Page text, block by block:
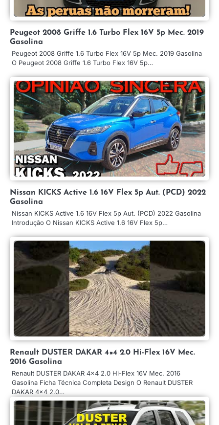
Peugeot 2008 Griffe 1.6 Turbo Flex 16V 5p Mec. 2019
Gasolina
Peugeot 2008 Griffe 1.6 Turbo Flex 16V 5p Mec. 2019 Gasolina
O Peugeot 2008 Griffe 1.6 Turbo Flex 16V 5p…
Nissan KICKS Active 1.6 16V Flex 5p Aut. (PCD) 2022
Gasolina
Nissan KICKS Active 1.6 16V Flex 5p Aut. (PCD) 2022 Gasolina
Introdução O Nissan KICKS Active 1.6 16V Flex 5p…
Renault DUSTER DAKAR 4×4 2.0 Hi-Flex 16V Mec.
2016 Gasolina
Renault DUSTER DAKAR 4×4 2.0 Hi-Flex 16V Mec. 2016
Gasolina Ficha Técnica Completa Design O Renault DUSTER
DAKAR 4×4 2.0…